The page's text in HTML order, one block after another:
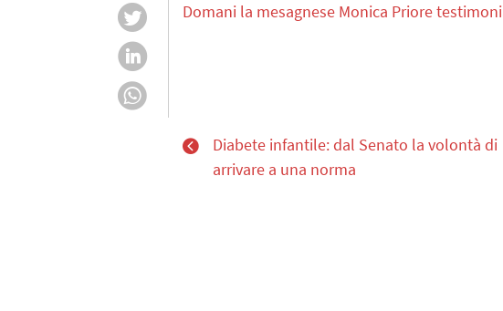
Domani la mesagnese Monica Priore
Diabete infantile: dal Senato la volontà di
arrivare a una norma